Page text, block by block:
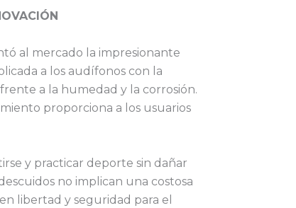
al mercado la impresionante
a los audífonos con la
a la humedad y la corrosión.
proporciona a los usuarios
y practicar deporte sin dañar
no implican una costosa
libertad y seguridad para el